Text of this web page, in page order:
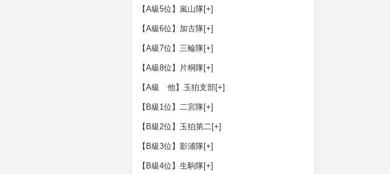
【A級5位】嵐山隊[+]
【A級6位】加古隊[+]
【A級7位】三輪隊[+]
【A級8位】片桐隊[+]
【A級 他】玉狛支部[+]
【B級1位】二宮隊[+]
【B級2位】玉狛第二[+]
【B級3位】影浦隊[+]
【B級4位】生駒隊[+]